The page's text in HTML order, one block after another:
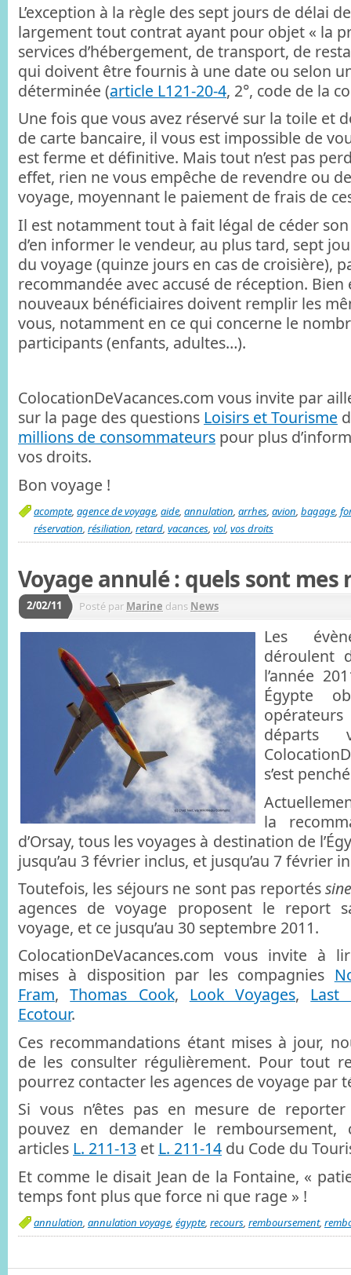
L’exception à la règle des sept jours de délai
largement tout contrat ayant pour objet « la
services d’hébergement, de transport, de
qui doivent être fournis à une date ou selon
déterminée (article L121-20-4, 2°, code de la
Une fois que vous avez réservé sur la toile et
de carte bancaire, il vous est impossible de
est ferme et définitive. Mais tout n’est pas
effet, rien ne vous empêche de revendre ou
voyage, moyennant le paiement de frais de
Il est notamment tout à fait légal de céder
d’en informer le vendeur, au plus tard, sept
du voyage (quinze jours en cas de croisière),
recommandée avec accusé de réception. Bien
nouveaux bénéficiaires doivent remplir les
vous, notamment en ce qui concerne le
participants (enfants, adultes…).
ColocationDeVacances.com vous invite par
sur la page des questions Loisirs et Tourisme
millions de consommateurs pour plus
vos droits.
Bon voyage !
acompte, agence de voyage, aide, annulation, arrhes, avion, bagage,
réservation, résiliation, retard, vacances, vol, vos droits
Voyage annulé : quels sont mes
2/02/11 Posté par Marine dans News
Les
déroulent
l’année
Égypte
départs
s’est
la
d’Orsay, tous les voyages à destination de
jusqu’au 3 février inclus, et jusqu’au 7 février
Toutefois, les séjours ne sont pas reportés
agences de voyage proposent le report
voyage, et ce jusqu’au 30 septembre 2011.
ColocationDeVacances.com vous invite à
mises à disposition par les compagnies
Fram,Thomas Cook, Look Voyages, Last
Ecotour.
Ces recommandations étant mises à jour,
de les consulter régulièrement. Pour tout
pourrez contacter les agences de voyage par
Si vous n’êtes pas en mesure de
pouvez en demander le remboursement,
articles L. 211-13 et L. 211-14 du Code du
Et comme le disait Jean de la Fontaine, «
temps font plus que force ni que rage » !
annulation, annulation voyage, égypte, recours, remboursement,